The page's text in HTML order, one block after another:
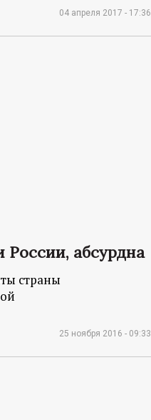
04 апреля 2017 - 17:36
абсурдна
страны
25 ноября 2016 - 09:33